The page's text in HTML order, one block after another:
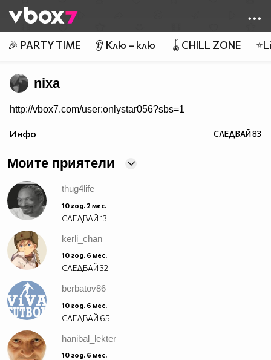
👾
🎉 PARTY TIME 👂 Клю – клю 🪀CHILL ZONE
nixa
http://vbox7.com/user:onlystar056?sbs=1
Инфо СЛЕДВАЙ83
Моите приятели
thug4life
10 год. 2 мес.
СЛЕДВАЙ13
kerli_chan
10 год. 6 мес.
СЛЕДВАЙ32
berbatov86
10 год. 6 мес.
СЛЕДВАЙ 65
hanibal_lekter
10 год. 6 мес.